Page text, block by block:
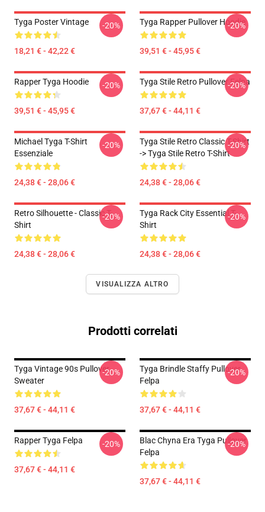
Tyga Poster Vintage
18,21 € - 42,22 €
-20% Tyga Rapper Pullover Hoodie
39,51 € - 45,95 €
-20%
Rapper Tyga Hoodie
39,51 € - 45,95 €
-20% Tyga Stile Retro Pullover Felpa
37,67 € - 44,11 €
-20%
Michael Tyga T-Shirt
Essenziale
24,38 € - 28,06 €
-20%
Tyga Stile Retro Classic T-Shirt
-> Tyga Stile Retro T-Shirt
24,38 € - 28,06 €
-20%
Retro Silhouette - Classic T-
Shirt
24,38 € - 28,06 €
-20%
Tyga Rack City Essential T-
Shirt
24,38 € - 28,06 €
-20%
VISUALIZZA ALTRO
Prodotti correlati
Tyga Vintage 90s Pullover
Sweater
37,67 € - 44,11 €
-20%
Tyga Brindle Staffy Pullover
Felpa
37,67 € - 44,11 €
-20%
Rapper Tyga Felpa
37,67 € - 44,11 €
-20%
Blac Chyna Era Tyga Pullover
Felpa
37,67 € - 44,11 €
-20%